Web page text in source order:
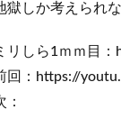
獄しか考えられ
リしら1ｍｍ目
回：https://
：